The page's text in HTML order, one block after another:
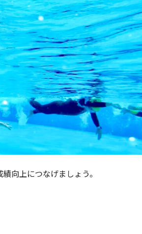
向上につなげましょう。